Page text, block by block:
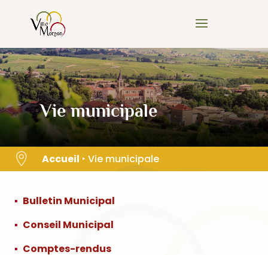
content
Vie municipale
 Accueil ‣ Vie municipale
Bulletin Municipal
Conseil Municipal
Comptes-rendus